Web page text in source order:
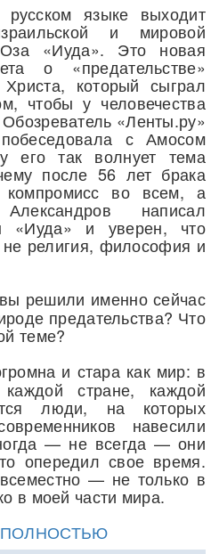
языке выходит
и мировой
«Иуда». Это новая
о «предательстве»
который сыграл
чтобы у человечества
«Ленты.ру»
с Амосом
его так волнует тема
после 56 лет брака
компромисс во всем, а
написал
«Иуда» и уверен, что
не религия, философия и
решили именно сейчас
предательства? Что
теме?
и стара как мир: в
стране, каждой
люди, на которых
навесили
— не всегда — они
опередил свое время.
— не только в
в моей части мира.